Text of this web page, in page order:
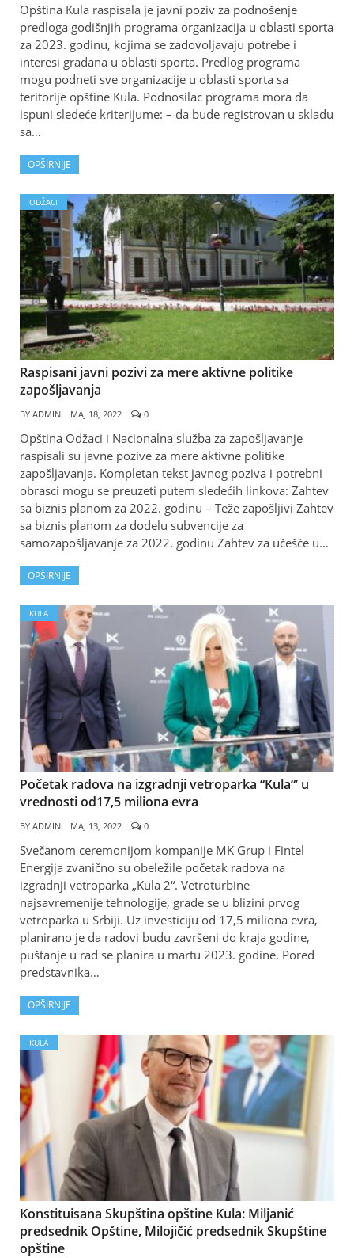
Opština Kula raspisala je javni poziv za podnošenje
predloga godišnjih programa organizacija u oblasti sporta
za 2023. godinu, kojima se zadovoljavaju potrebe i
interesi građana u oblasti sporta. Predlog programa
mogu podneti sve organizacije u oblasti sporta sa
teritorije opštine Kula. Podnosilac programa mora da
ispuni sledeće kriterijume: – da bude registrovan u skladu
sa…
OPŠIRNIJE
ODŽACI
Raspisani javni pozivi za mere aktivne politike
zapošljavanja
BY ADMIN МАЈ 18, 2022 0
Opština Odžaci i Nacionalna služba za zapošljavanje
raspisali su javne pozive za mere aktivne politike
zapošljavanja. Kompletan tekst javnog poziva i potrebni
obrasci mogu se preuzeti putem sledećih linkova: Zahtev
sa biznis planom za 2022. godinu – Teže zapošljivi Zahtev
sa biznis planom za dodelu subvencije za
samozapošljavanje za 2022. godinu Zahtev za učešće u…
OPŠIRNIJE
KULA
Početak radova na izgradnji vetroparka “Kula“’ u
vrednosti od17,5 miliona evra
BY ADMIN МАЈ 13, 2022 0
Svečanom ceremonijom kompanije MK Grup i Fintel
Energija zvanično su obeležile početak radova na
izgradnji vetroparka „Kula 2“. Vetroturbine
najsavremenije tehnologije, grade se u blizini prvog
vetroparka u Srbiji. Uz investiciju od 17,5 miliona evra,
planirano je da radovi budu završeni do kraja godine,
puštanje u rad se planira u martu 2023. godine. Pored
predstavnika…
OPŠIRNIJE
KULA
Konstituisana Skupština opštine Kula: Miljanić
predsednik Opštine, Milojičić predsednik Skupštine
opštine